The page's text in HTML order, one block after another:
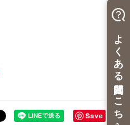
Save